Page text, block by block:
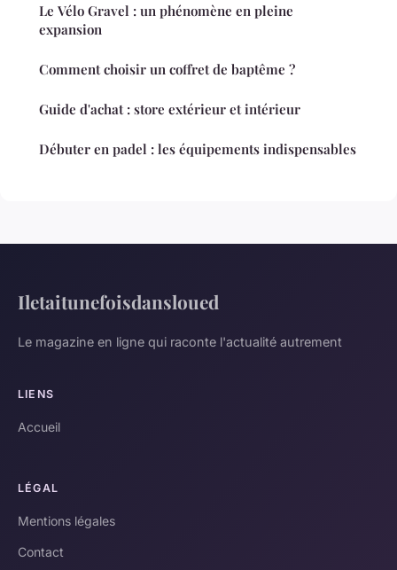
Le Vélo Gravel : un phénomène en pleine
expansion
Comment choisir un coffret de baptême ?
Guide d'achat : store extérieur et intérieur
Débuter en padel : les équipements indispensables
Iletaitunefoisdansloued
Le magazine en ligne qui raconte l'actualité autrement
LIENS
Accueil
LÉGAL
Mentions légales
Contact